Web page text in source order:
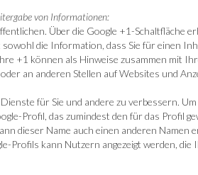
von Informationen:
Über die Google +1-Schaltfläche
die Information, dass Sie für einen
+1 können als Hinweise zusammen mit
an anderen Stellen auf Websites und
für Sie und andere zu verbessern. Um
Profil, das zumindest den für das Profil
dieser Name auch einen anderen Namen
kann Nutzern angezeigt werden, die